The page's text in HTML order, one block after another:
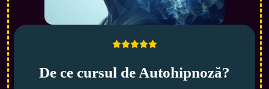
De ce cursul de Autohipnoză?